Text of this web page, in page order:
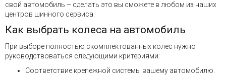
свой автомобиль – сделать это вы сможете в любом из наших
центров шинного сервиса.
Как выбрать колеса на автомобиль
При выборе полностью скомплектованных колес нужно
руководствоваться следующими критериями:
Соответствие крепежной системы вашему автомобилю.